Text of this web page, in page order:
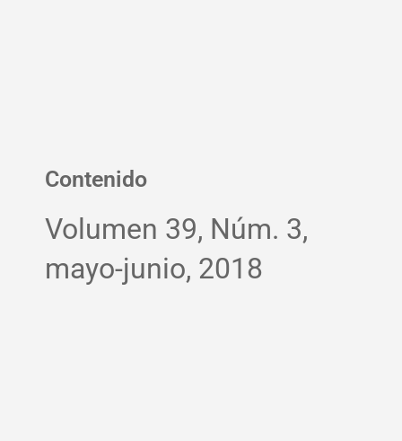
Contenido
Volumen 39, Núm. 3,
mayo-junio, 2018